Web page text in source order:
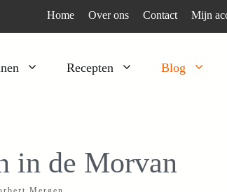
Home Over ons Contact Mijn
Recepten Blog
Peulgroenten
in de Morvan